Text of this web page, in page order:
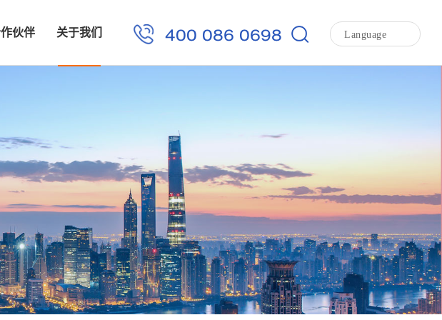
400 086 0698 Language
伙伴 关于我们